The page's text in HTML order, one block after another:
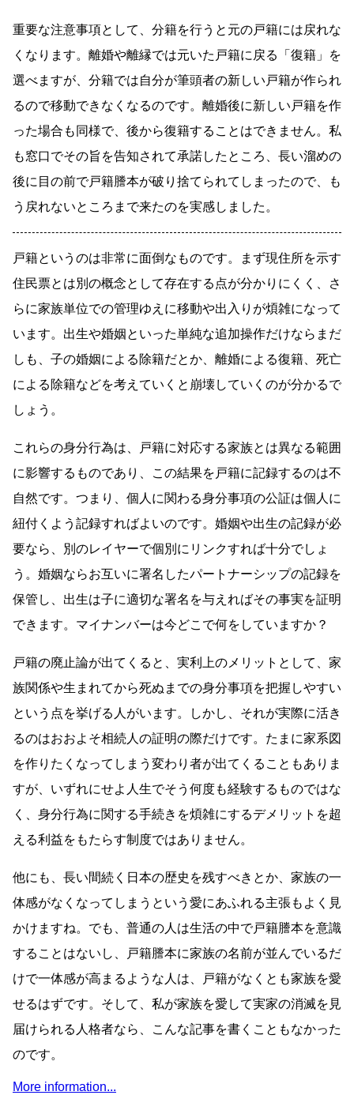
重要な注意事項として、分籍を行うと元の戸籍には戻れな
くなります。離婚や離縁では元いた戸籍に戻る「復籍」を
選べますが、分籍では自分が筆頭者の新しい戸籍が作られ
るので移動できなくなるのです。離婚後に新しい戸籍を作
った場合も同様で、後から復籍することはできません。私
も窓口でその旨を告知されて承諾したところ、長い溜めの
後に目の前で戸籍謄本が破り捨てられてしまったので、も
う戻れないところまで来たのを実感しました。
戸籍というのは非常に面倒なものです。まず現住所を示す
住民票とは別の概念として存在する点が分かりにくく、さ
らに家族単位での管理ゆえに移動や出入りが煩雑になって
います。出生や婚姻といった単純な追加操作だけならまだ
しも、子の婚姻による除籍だとか、離婚による復籍、死亡
による除籍などを考えていくと崩壊していくのが分かるで
しょう。
これらの身分行為は、戸籍に対応する家族とは異なる範囲
に影響するものであり、この結果を戸籍に記録するのは不
自然です。つまり、個人に関わる身分事項の公証は個人に
紐付くよう記録すればよいのです。婚姻や出生の記録が必
要なら、別のレイヤーで個別にリンクすれば十分でしょ
う。婚姻ならお互いに署名したパートナーシップの記録を
保管し、出生は子に適切な署名を与えればその事実を証明
できます。マイナンバーは今どこで何をしていますか？
戸籍の廃止論が出てくると、実利上のメリットとして、家
族関係や生まれてから死ぬまでの身分事項を把握しやすい
という点を挙げる人がいます。しかし、それが実際に活き
るのはおおよそ相続人の証明の際だけです。たまに家系図
を作りたくなってしまう変わり者が出てくることもありま
すが、いずれにせよ人生でそう何度も経験するものではな
く、身分行為に関する手続きを煩雑にするデメリットを超
える利益をもたらす制度ではありません。
他にも、長い間続く日本の歴史を残すべきとか、家族の一
体感がなくなってしまうという愛にあふれる主張もよく見
かけますね。でも、普通の人は生活の中で戸籍謄本を意識
することはないし、戸籍謄本に家族の名前が並んでいるだ
けで一体感が高まるような人は、戸籍がなくとも家族を愛
せるはずです。そして、私が家族を愛して実家の消滅を見
届けられる人格者なら、こんな記事を書くこともなかった
のです。
More information...